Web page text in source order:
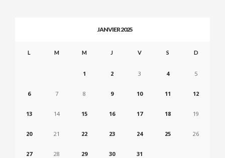
JANVIER 2025
L M M J V S D
1 2 3 4 5
6 7 8 9 10 11 12
13 14 15 16 17 18 19
20 21 22 23 24 25 26
27 28 29 30 31